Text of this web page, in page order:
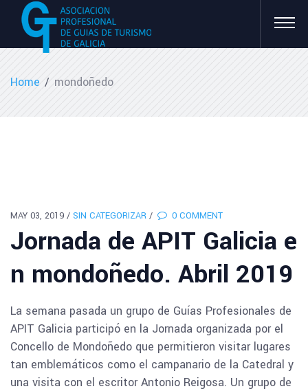
Home / mondoñedo
MAY 03, 2019 / SIN CATEGORIZAR / 0 COMMENT
Jornada de APIT Galicia e
n mondoñedo. Abril 2019
La semana pasada un grupo de Guías Profesionales de
APIT Galicia participó en la Jornada organizada por el
Concello de Mondoñedo que permitieron visitar lugares
tan emblemáticos como el campanario de la Catedral y
una visita con el escritor Antonio Reigosa. Un grupo de